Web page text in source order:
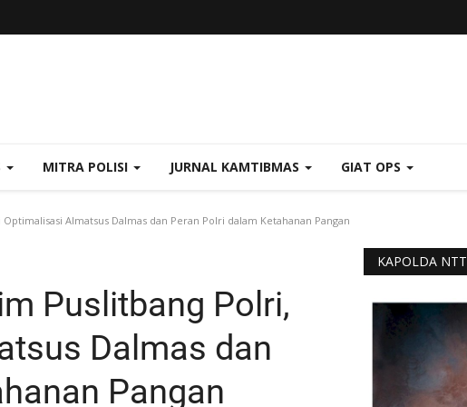
MITRA POLISI JURNAL KAMTIBMAS GIAT OPS
Almatsus Dalmas dan Peran Polri dalam Ketahanan Pangan
Puslitbang Polri,
Dalmas dan
Pangan
KAPOLDA NTT